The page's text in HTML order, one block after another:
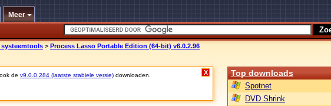
Meer
systeemtools > Process Lasso Portable Edition (64-bit) v6.0.2.96
de v9.0.0.284 (laatste stabiele versie) downloaden. X Top downloads
Spotnet
DVD Shrink